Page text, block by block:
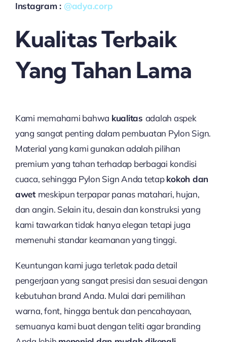
Instagram : @adya.corp
Kualitas Terbaik
Yang Tahan Lama
Kami memahami bahwa kualitas adalah aspek
yang sangat penting dalam pembuatan Pylon Sign.
Material yang kami gunakan adalah pilihan
premium yang tahan terhadap berbagai kondisi
cuaca, sehingga Pylon Sign Anda tetapkokoh dan
awet meskipun terpapar panas matahari, hujan,
dan angin. Selain itu, desain dan konstruksi yang
kami tawarkan tidak hanya elegan tetapi juga
memenuhi standar keamanan yang tinggi.
Keuntungan kami juga terletak pada detail
pengerjaan yang sangat presisi dan sesuai dengan
kebutuhan brand Anda. Mulai dari pemilihan
warna, font, hingga bentuk dan pencahayaan,
semuanya kami buat dengan teliti agar branding